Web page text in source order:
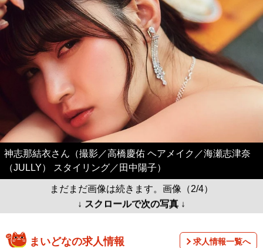
神志那結衣さん（撮影／高橋慶佑 ヘアメイク／海瀬志津奈
（JULLY） スタイリング／田中陽子）
まだまだ画像は続きます。画像（2/4）
↓ スクロールで次の写真 ↓
まいどなの求人情報 求人情報一覧へ